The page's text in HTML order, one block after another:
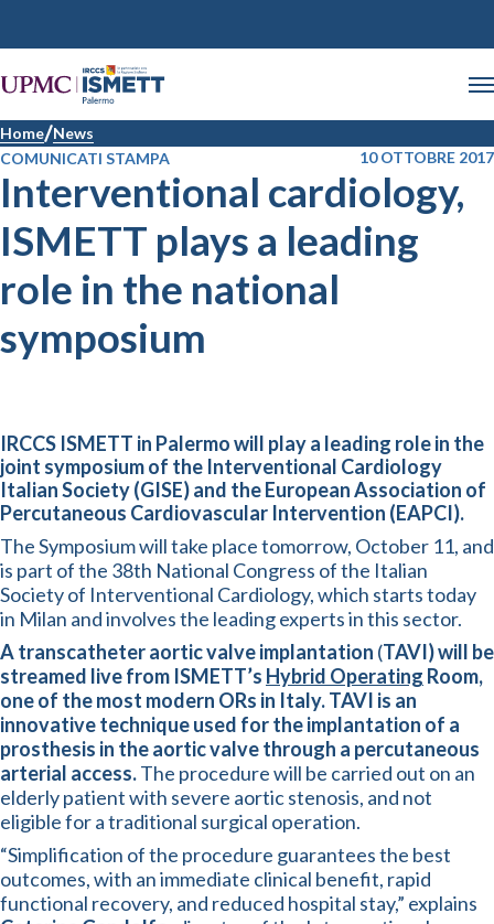
Home News
COMUNICATI STAMPA
10 OTTOBRE 2017
Interventional cardiology,
ISMETT plays a leading
role in the national
symposium
IRCCS ISMETT in Palermo will play a leading role in the
joint symposium of the Interventional Cardiology
Italian Society (GISE) and the European Association of
Percutaneous Cardiovascular Intervention (EAPCI).
The Symposium will take place tomorrow, October 11, and
is part of the 38th National Congress of the Italian
Society of Interventional Cardiology, which starts today
in Milan and involves the leading experts in this sector.
Atranscatheter aortic valve implantation (TAVI) will be
streamed live from ISMETT’s Hybrid Operating Room,
one of the most modern ORs in Italy. TAVI is an
innovative technique used for the implantation of a
prosthesis in the aortic valve through a percutaneous
arterial access.The procedure will be carried out on an
elderly patient with severe aortic stenosis, and not
eligible for a traditional surgical operation.
“Simplification of the procedure guarantees the best
outcomes, with an immediate clinical benefit, rapid
functional recovery, and reduced hospital stay,” explains